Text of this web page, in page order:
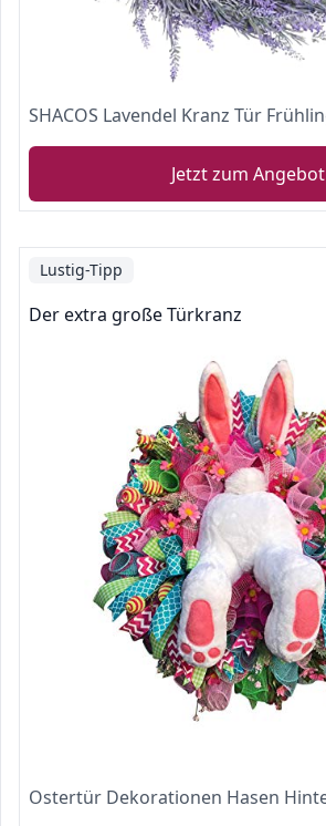
Jetzt zum Angebot
Lustig-Tipp
Der extra große Türkranz